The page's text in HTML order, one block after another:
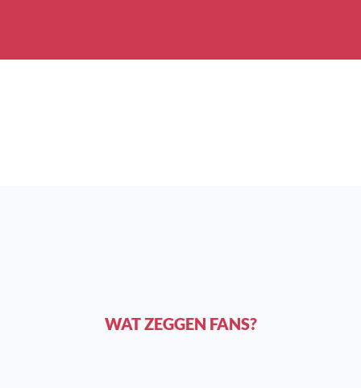
WAT ZEGGEN FANS?